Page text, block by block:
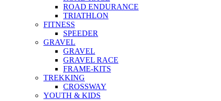
ROAD ENDURANCE
TRIATHLON
FITNESS
SPEEDER
GRAVEL
GRAVEL
GRAVEL RACE
FRAME-KITS
TREKKING
CROSSWAY
YOUTH & KIDS